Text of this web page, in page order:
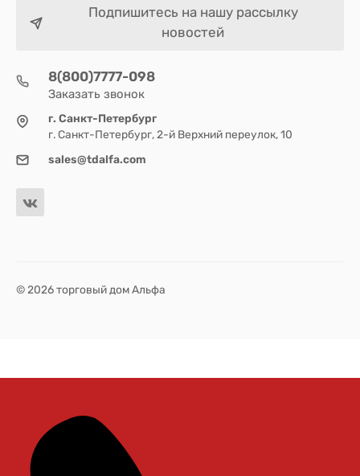
Подпишитесь на нашу рассылку
новостей
8(800)7777-098
Заказать звонок
г. Санкт-Петербург
г. Санкт-Петербург, 2-й Верхний переулок, 10
sales@tdalfa.com
© 2026 торговый дом Альфа